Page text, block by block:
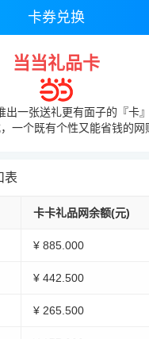
卡券兑换
当当礼品卡
出一张送礼更有面子的『卡
一个既有个性又能省钱的网
表
卡卡礼品网余额(元)
¥ 885.000
¥ 442.500
¥ 265.500